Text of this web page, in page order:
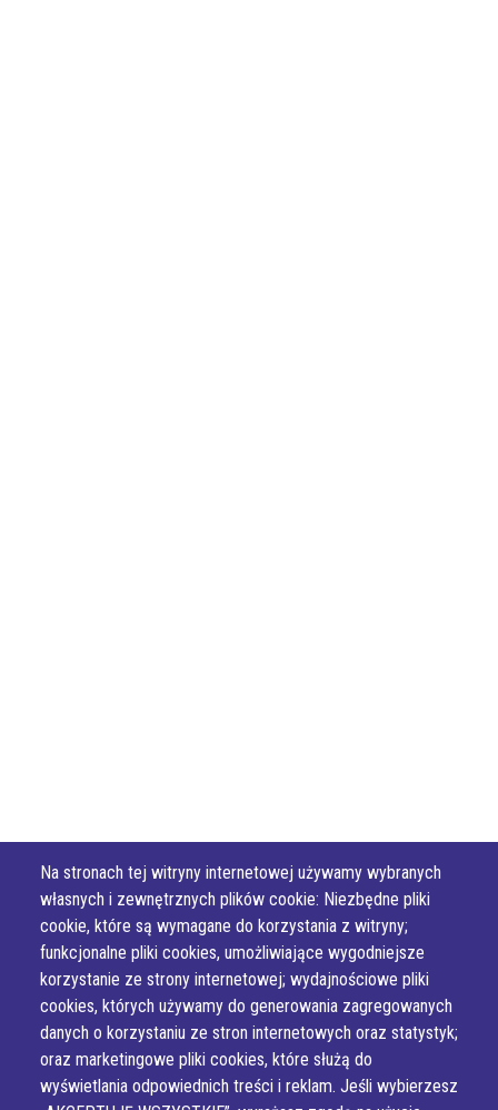
Na stronach tej witryny internetowej używamy wybranych
własnych i zewnętrznych plików cookie: Niezbędne pliki
cookie, które są wymagane do korzystania z witryny;
funkcjonalne pliki cookies, umożliwiające wygodniejsze
korzystanie ze strony internetowej; wydajnościowe pliki
cookies, których używamy do generowania zagregowanych
danych o korzystaniu ze stron internetowych oraz statystyk;
oraz marketingowe pliki cookies, które służą do
wyświetlania odpowiednich treści i reklam. Jeśli wybierzesz